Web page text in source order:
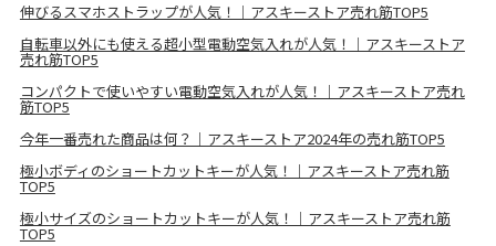
伸びるスマホストラップが人気！｜アスキーストア売れ筋TOP5
自転車以外にも使える超小型電動空気入れが人気！｜アスキーストア
売れ筋TOP5
コンパクトで使いやすい電動空気入れが人気！｜アスキーストア売れ
筋TOP5
今年一番売れた商品は何？｜アスキーストア2024年の売れ筋TOP5
極小ボディのショートカットキーが人気！｜アスキーストア売れ筋
TOP5
極小サイズのショートカットキーが人気！｜アスキーストア売れ筋
TOP5